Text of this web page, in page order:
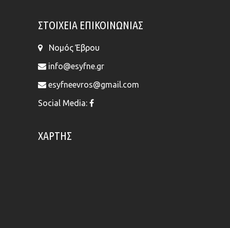
ΣΤΟΙΧΕΊΑ ΕΠΙΚΟΙΝΩΝΊΑΣ
Νομός Έβρου
info@esyfne.gr
esyfneevros@gmail.com
Social Media:
ΧΆΡΤΗΣ